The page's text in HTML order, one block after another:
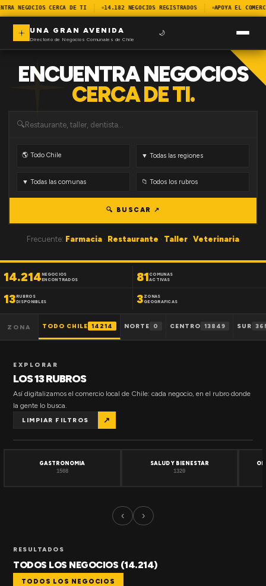
NEGOCIOS CERCA DE TI 14.182 NEGOCIOS REGISTRADOS APOYA EL
UNA GRAN AVENIDA
Directorio de Negocios Comunales de Chile
🌙
ENCUENTRA NEGOCIOS
CERCA DE TI.
🔍
🔍 BUSCAR ↗
Frecuente: Farmacia · Restaurante · Taller · Veterinaria
14.214NEGOCIOS
ENCONTRADOS
81 COMUNAS
ACTIVAS
13RUBROS
DISPONIBLES
3 ZONAS
GEOGRAFICAS
ZONA TODO CHILE 14214 NORTE 0 CENTRO 13849 SUR
EXPLORAR
LOS 13 RUBROS
Así digitalizamos el comercio local de Chile: cada negocio, en el rubro donde
la gente lo busca.
LIMPIAR FILTROS ↗
GASTRONOMIA
1508
SALUD Y BIENESTAR
1320
‹ ›
RESULTADOS
TODOS LOS NEGOCIOS (14.214)
TODOS LOS NEGOCIOS